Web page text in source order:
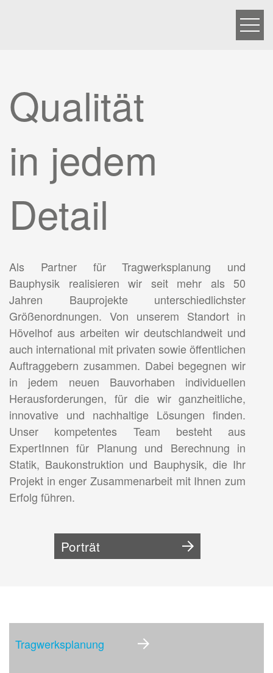
Qualität
in jedem
Detail
Als Partner für Tragwerksplanung und
Bauphysik realisieren wir seit mehr als 50
Jahren Bauprojekte unterschiedlichster
Größenordnungen. Von unserem Standort in
Hövelhof aus arbeiten wir deutschlandweit und
auch international mit privaten sowie öffentlichen
Auftraggebern zusammen. Dabei begegnen wir
in jedem neuen Bauvorhaben individuellen
Herausforderungen, für die wir ganzheitliche,
innovative und nachhaltige Lösungen finden.
Unser kompetentes Team besteht aus
ExpertInnen für Planung und Berechnung in
Statik, Baukonstruktion und Bauphysik, die Ihr
Projekt in enger Zusammenarbeit mit Ihnen zum
Erfolg führen.
Porträt
Tragwerksplanung